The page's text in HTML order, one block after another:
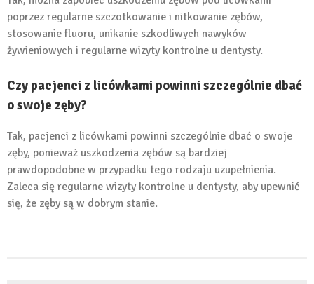
poprzez regularne szczotkowanie i nitkowanie zębów,
stosowanie fluoru, unikanie szkodliwych nawyków
żywieniowych i regularne wizyty kontrolne u dentysty.
Czy pacjenci z licówkami powinni szczególnie dbać
o swoje zęby?
Tak, pacjenci z licówkami powinni szczególnie dbać o swoje
zęby, ponieważ uszkodzenia zębów są bardziej
prawdopodobne w przypadku tego rodzaju uzupełnienia.
Zaleca się regularne wizyty kontrolne u dentysty, aby upewnić
się, że zęby są w dobrym stanie.